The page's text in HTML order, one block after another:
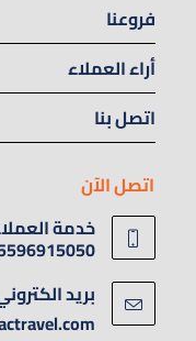
فروعنا
أراء العملاء
اتصل بنا
اتصل الآن
خدمة
بريد